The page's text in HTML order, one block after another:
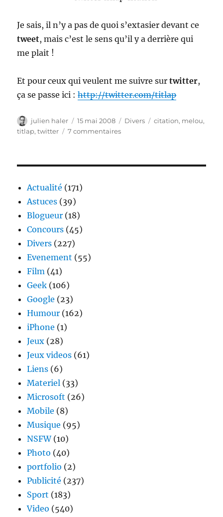
Je sais, il n’y a pas de quoi s’extasier devant ce
tweet, mais c’est le sens qu’il y a derrière qui
me plait !
Et pour ceux qui veulent me suivre surtwitter,
ça se passe ici :http://twitter.com/titlap
Auteur
julien haler
Publié
le
15 mai 2008 Catégories
Divers Étiquettes
citation, melou,
titlap,twitter 7 commentairessur
Actualité (171)
Astuces (39)
Blogueur (18)
Concours (45)
Divers (227)
Evenement (55)
Film (41)
Geek (106)
Google (23)
Humour (162)
iPhone (1)
Jeux (28)
Jeux videos (61)
Liens (6)
Materiel (33)
Microsoft (26)
Mobile (8)
Musique (95)
NSFW(10)
Photo (40)
portfolio (2)
Publicité (237)
Sport (183)
Video (540)